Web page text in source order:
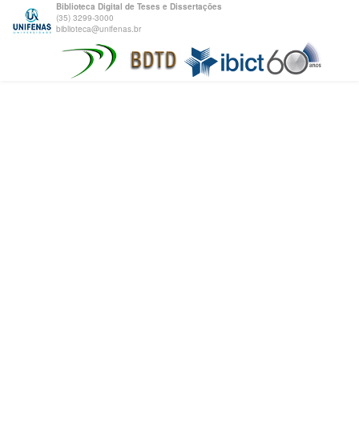
Biblioteca Digital de Teses e Dissertações
(35) 3299-3000
biblioteca@unifenas.br